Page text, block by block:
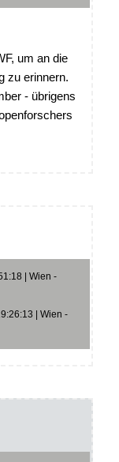
um an die
zu erinnern.
- übrigens
| Wien -
| Wien -